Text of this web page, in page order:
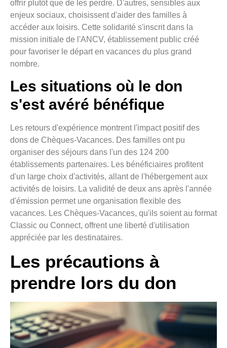
offrir plutôt que de les perdre. D'autres, sensibles aux
enjeux sociaux, choisissent d'aider des familles à
accéder aux loisirs. Cette solidarité s'inscrit dans la
mission initiale de l'ANCV, établissement public créé
pour favoriser le départ en vacances du plus grand
nombre.
Les situations où le don
s'est avéré bénéfique
Les retours d'expérience montrent l'impact positif des
dons de Chèques-Vacances. Des familles ont pu
organiser des séjours dans l'un des 124 200
établissements partenaires. Les bénéficiaires profitent
d'un large choix d'activités, allant de l'hébergement aux
activités de loisirs. La validité de deux ans après l'année
d'émission permet une organisation flexible des
vacances. Les Chèques-Vacances, qu'ils soient au format
Classic ou Connect, offrent une liberté d'utilisation
appréciée par les destinataires.
Les précautions à
prendre lors du don